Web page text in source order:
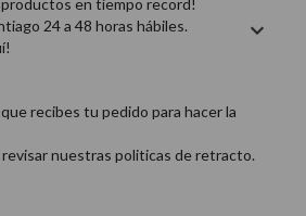
en tiempo record!
24 a 48 horas hábiles.
recibes tu pedido para hacer la
nuestras politicas de retracto.